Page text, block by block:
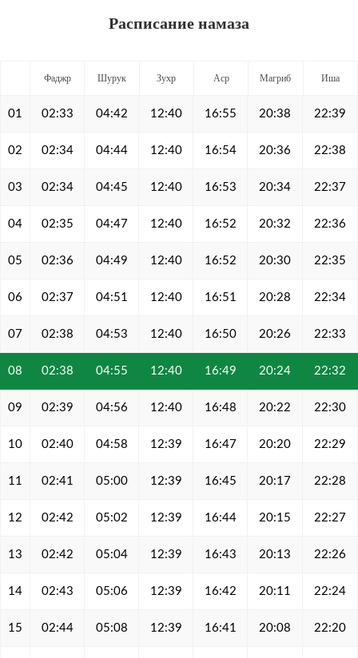
Расписание намаза
Фаджр Шурук Зухр Аср Магриб Иша
01 02:33 04:42 12:40 16:55 20:38 22:39
02 02:34 04:44 12:40 16:54 20:36 22:38
03 02:34 04:45 12:40 16:53 20:34 22:37
04 02:35 04:47 12:40 16:52 20:32 22:36
05 02:36 04:49 12:40 16:52 20:30 22:35
06 02:37 04:51 12:40 16:51 20:28 22:34
07 02:38 04:53 12:40 16:50 20:26 22:33
08 02:38 04:55 12:40 16:49 20:24 22:32
09 02:39 04:56 12:40 16:48 20:22 22:30
10 02:40 04:58 12:39 16:47 20:20 22:29
11 02:41 05:00 12:39 16:45 20:17 22:28
12 02:42 05:02 12:39 16:44 20:15 22:27
13 02:42 05:04 12:39 16:43 20:13 22:26
14 02:43 05:06 12:39 16:42 20:11 22:24
15 02:44 05:08 12:39 16:41 20:08 22:20